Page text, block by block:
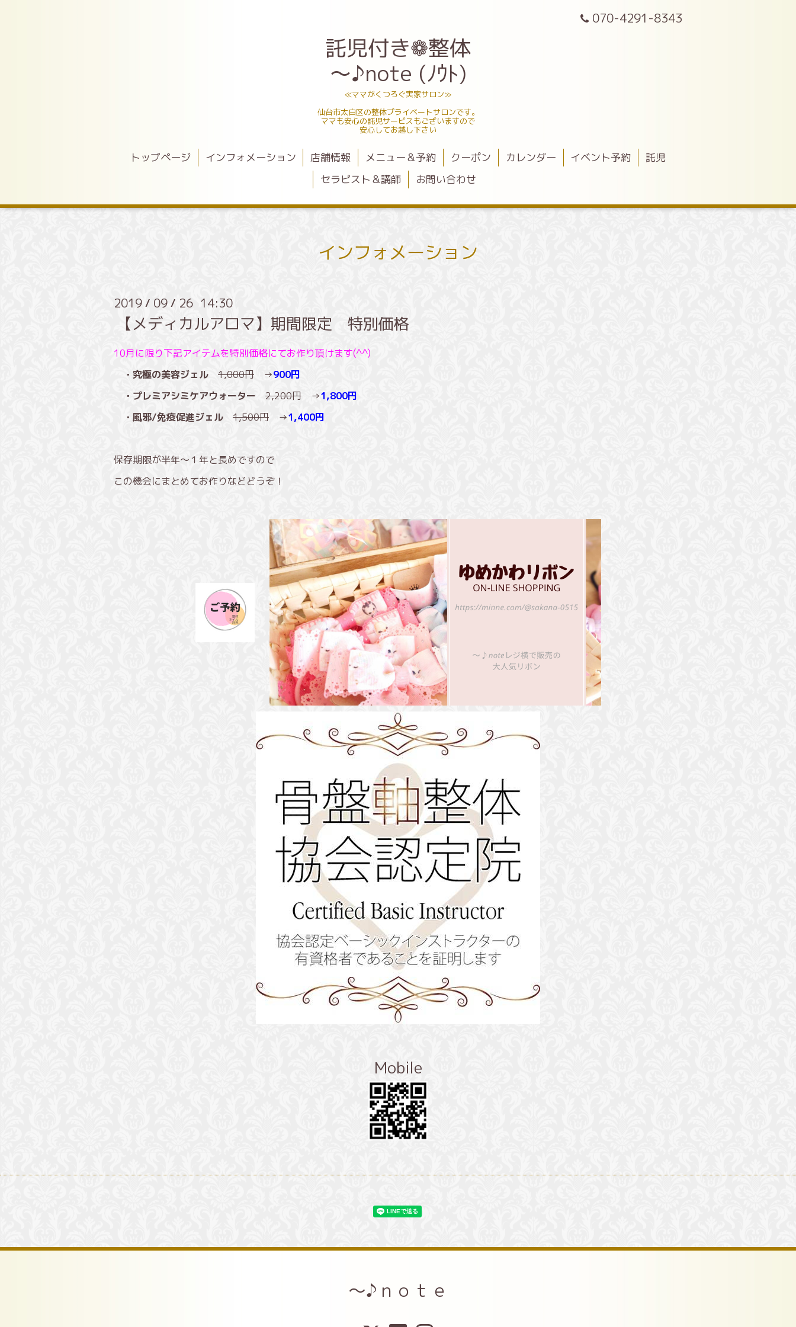
070-4291-8343
託児付き❁整体
～♪note (ﾉｳﾄ)
≪ママがくつろぐ実家サロン≫
仙台市太白区の整体プライベートサロンです。
ママも安心の託児サービスもございますので
安心してお越し下さい
トップページ インフォメーション 店舗情報 メニュー＆予約 クーポン カレンダー イベント予約
託児
セラピスト＆講師
お問い合わせ
インフォメーション
2019 / 09 / 26 14:30
【メディカルアロマ】期間限定 特別価格
10月に限り下記アイテムを特別価格にてお作り頂けます(^^)
・究極の美容ジェル 1,000円 →900円
・プレミアシミケアウォーター 2,200円 →1,800円
・風邪/免疫促進ジェル 1,500円 →1,400円
保存期限が半年～１年と長めですので
この機会にまとめてお作りなどどうぞ！
Mobile
～♪ｎｏｔｅ